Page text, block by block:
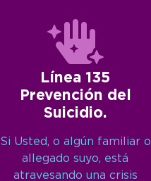
Línea 135
Prevención del
Suicidio.
Si Usted, o algún familiar o
allegado suyo, está
atravesando una crisis